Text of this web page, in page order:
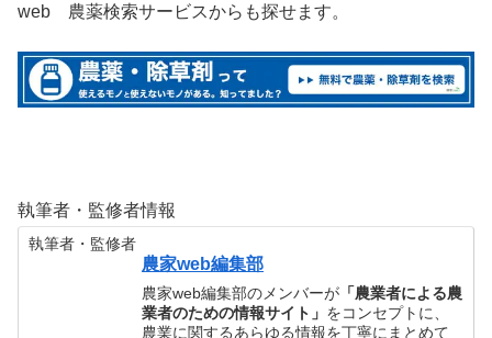
web 農薬検索サービスからも探せます。
執筆者・監修者情報
執筆者・監修者
農家web編集部
農家web編集部のメンバーが 「農業者による農
業者のための情報サイト」 をコンセプトに、
農業に関するあらゆる情報を丁寧にまとめて